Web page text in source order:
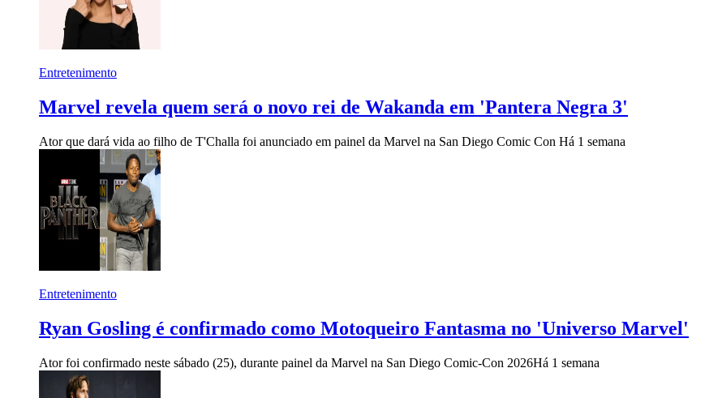
Entretenimento
Marvel revela quem será o novo rei de Wakanda em 'Pantera Negra 3'
Ator que dará vida ao filho de T'Challa foi anunciado em painel da Marvel na San Diego Comic Con Há 1 semana
Entretenimento
Ryan Gosling é confirmado como Motoqueiro Fantasma no 'Universo Marvel'
Ator foi confirmado neste sábado (25), durante painel da Marvel na San Diego Comic-Con 2026Há 1 semana